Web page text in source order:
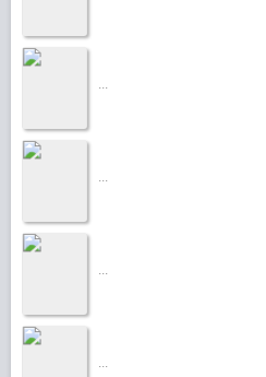
...
...
...
...